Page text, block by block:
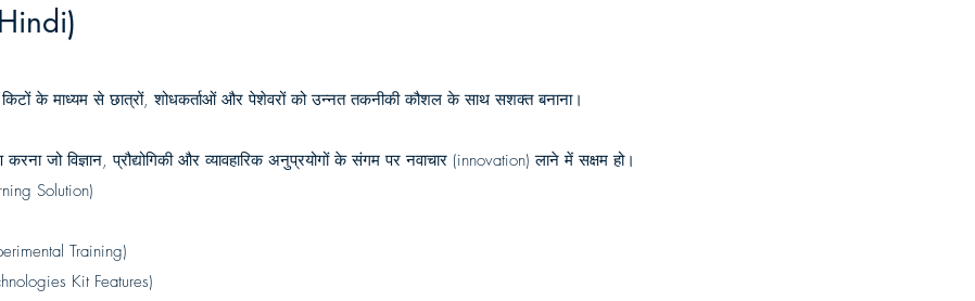
किटों के माध्यम से छात्रों, शोधकर्ताओं और पेशेवरों को उन्नत तकनीकी कौशल के साथ सशक्त बनाना।
जो विज्ञान, प्रौद्योगिकी और व्यावहारिक अनुप्रयोगों के संगम पर नवाचार (innovation) लाने में सक्षम हो।
Solution)
Training)
Kit Features)